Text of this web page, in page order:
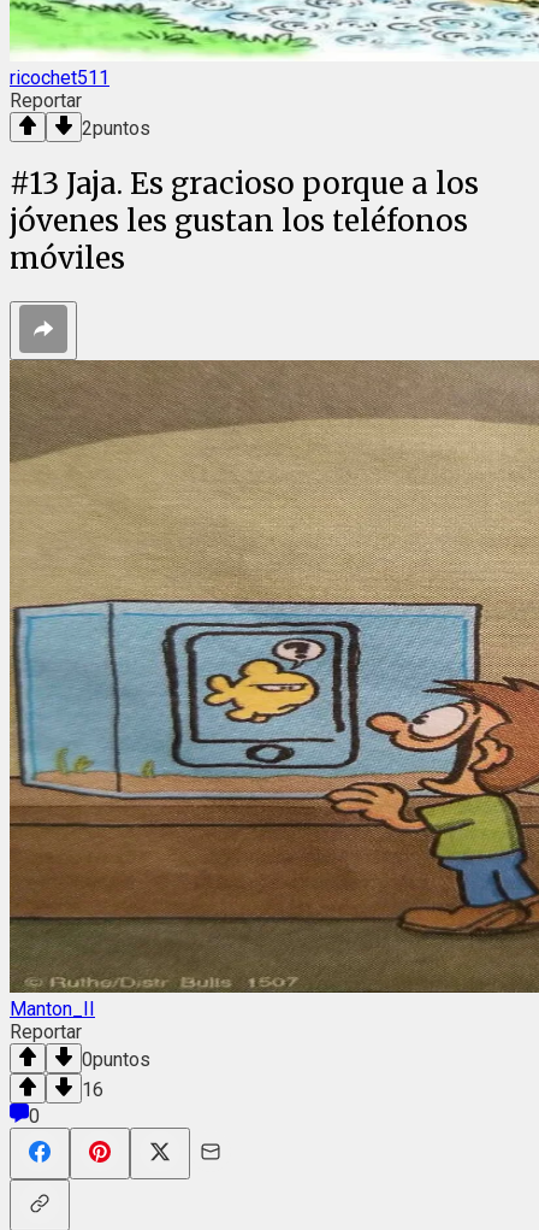
ricochet511
Reportar
2puntos
#13 Jaja. Es gracioso porque a los
jóvenes les gustan los teléfonos
móviles
Manton_II
Reportar
0puntos
16
0